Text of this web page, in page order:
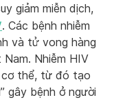
giảm miễn dịch,
. Các bệnh nhiễm
và tử vong hàng
Nhiễm HIV
cơ thể, từ đó tạo
gây bệnh ở người